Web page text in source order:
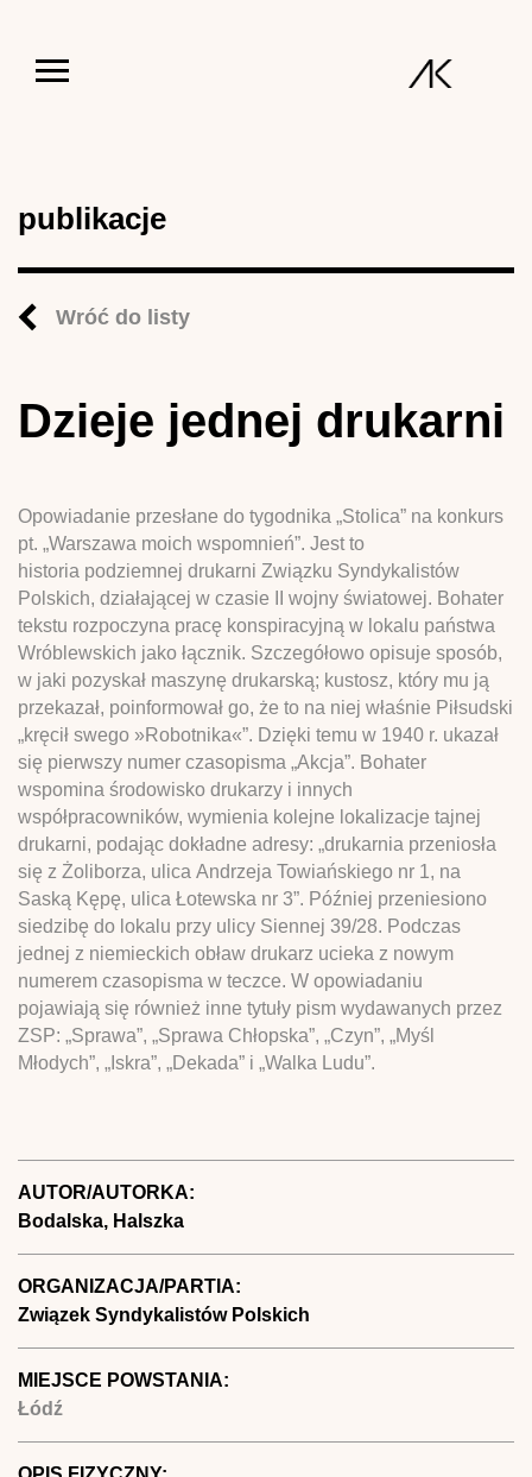
publikacje
Wróć do listy
Dzieje jednej drukarni
Opowiadanie przesłane do tygodnika „Stolica” na konkurs
pt. „Warszawa moich wspomnień”. Jest to
historia podziemnej drukarni Związku Syndykalistów
Polskich, działającej w czasie II wojny światowej. Bohater
tekstu rozpoczyna pracę konspiracyjną w lokalu państwa
Wróblewskich jako łącznik. Szczegółowo opisuje sposób,
w jaki pozyskał maszynę drukarską; kustosz, który mu ją
przekazał, poinformował go, że to na niej właśnie Piłsudski
„kręcił swego »Robotnika«”. Dzięki temu w 1940 r. ukazał
się pierwszy numer czasopisma „Akcja”. Bohater
wspomina środowisko drukarzy i innych
współpracowników, wymienia kolejne lokalizacje tajnej
drukarni, podając dokładne adresy: „drukarnia przeniosła
się z Żoliborza, ulica Andrzeja Towiańskiego nr 1, na
Saską Kępę, ulica Łotewska nr 3”. Później przeniesiono
siedzibę do lokalu przy ulicy Siennej 39/28. Podczas
jednej z niemieckich obław drukarz ucieka z nowym
numerem czasopisma w teczce. W opowiadaniu
pojawiają się również inne tytuły pism wydawanych przez
ZSP: „Sprawa”, „Sprawa Chłopska”, „Czyn”, „Myśl
Młodych”, „Iskra”, „Dekada” i „Walka Ludu”.
AUTOR/AUTORKA:
Bodalska, Halszka
ORGANIZACJA/PARTIA:
Związek Syndykalistów Polskich
MIEJSCE POWSTANIA:
Łódź